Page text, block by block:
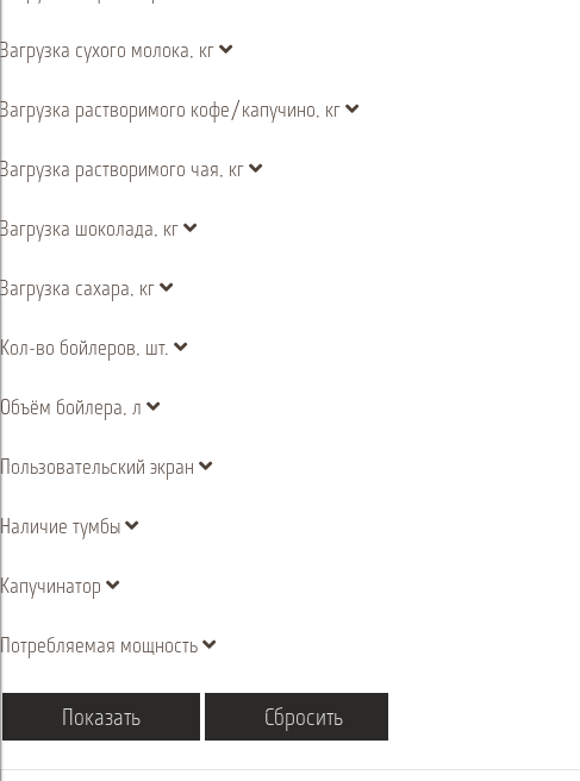
Загрузка сухого молока, кг
Загрузка растворимого кофе/капучино, кг
Загрузка растворимого чая, кг
Загрузка шоколада, кг
Загрузка сахара, кг
Кол-во бойлеров, шт.
Объём бойлера, л
Пользовательский экран
Наличие тумбы
Капучинатор
Потребляемая мощность